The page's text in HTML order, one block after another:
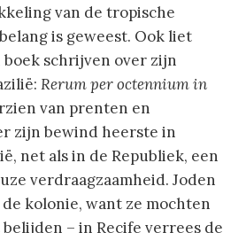
van de tropische
is geweest. Ook liet
schrijven over zijn
Rerum per octennium in
van prenten en
zijn bewind heerste in
net als in de Republiek, een
verdraagzaamheid. Joden
kolonie, want ze mochten
– in Recife verrees de